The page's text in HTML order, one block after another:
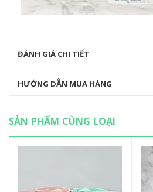
ĐÁNH GIÁ CHI TIẾT
HƯỚNG DẪN MUA HÀNG
SẢN PHẨM CÙNG LOẠI